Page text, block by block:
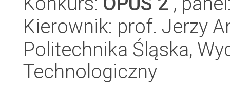
Kierownik: prof. Jerzy
Politechnika Śląska,
Technologiczny